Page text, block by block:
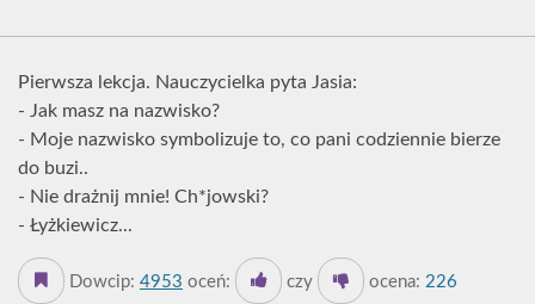
Pierwsza lekcja. Nauczycielka pyta Jasia:
- Jak masz na nazwisko?
- Moje nazwisko symbolizuje to, co pani codziennie bierze
do buzi..
- Nie drażnij mnie! Ch*jowski?
- Łyżkiewicz...
Dowcip: 4953 oceń: czy ocena: 226